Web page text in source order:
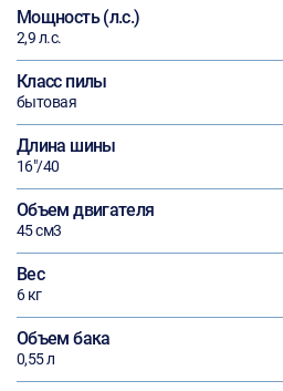
Мощность (л.с.)
2,9 л.с.
Класс пилы
бытовая
Длина шины
16"/40
Объем двигателя
45 см3
Вес
6 кг
Объем бака
0,55 л